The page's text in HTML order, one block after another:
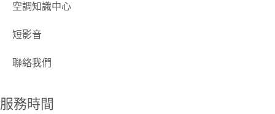
空調知識中心
短影音
聯絡我們
服務時間